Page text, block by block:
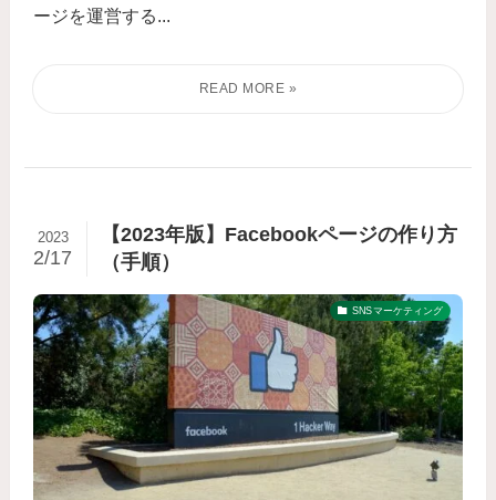
ージを運営する...
【2023年版】Facebookページの作り方
（手順）
2023
2/17
SNSマーケティング